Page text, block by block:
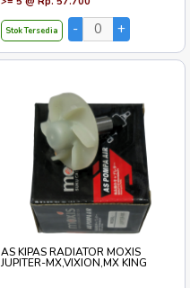
Stok Tersedia
AS KIPAS RADIATOR MOXIS
JUPITER-MX,VIXION,MX KING